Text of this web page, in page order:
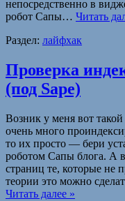
непосредственно в
робот Сапы… Читать
Раздел: лайфхак
Проверка
(под Sape)
Возник у меня вот
очень много
то их просто — бери
роботом Сапы блога. А
страниц те, которые не
теории это можно
Читать далее »